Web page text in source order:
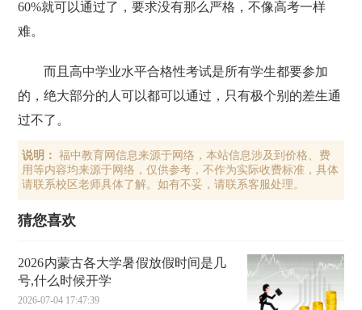
60%就可以通过了，要求没有那么严格，不像高考一样
难。
而且高中学业水平合格性考试是所有学生都要参加
的，绝大部分的人可以都可以通过，只有极个别的差生通
过不了。
说明：
福中教育网信息来源于网络，本站信息涉及到价格、费
用等内容均来源于网络，仅供参考，不作为实际收费标准，具体
请联系校区老师具体了解。如有不妥，请联系客服处理。
猜您喜欢
2026内蒙古各大学暑假放假时间是几
号,什么时候开学
2026-07-04 17:47:39